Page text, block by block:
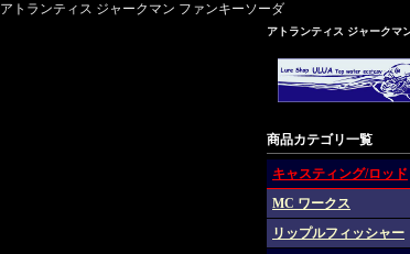
アトランティス ジャークマン ファンキーソーダ
アトランティス ジャークマ
商品カテゴリ一覧
キャスティング/ロッド
MC ワークス
リップルフィッシャー